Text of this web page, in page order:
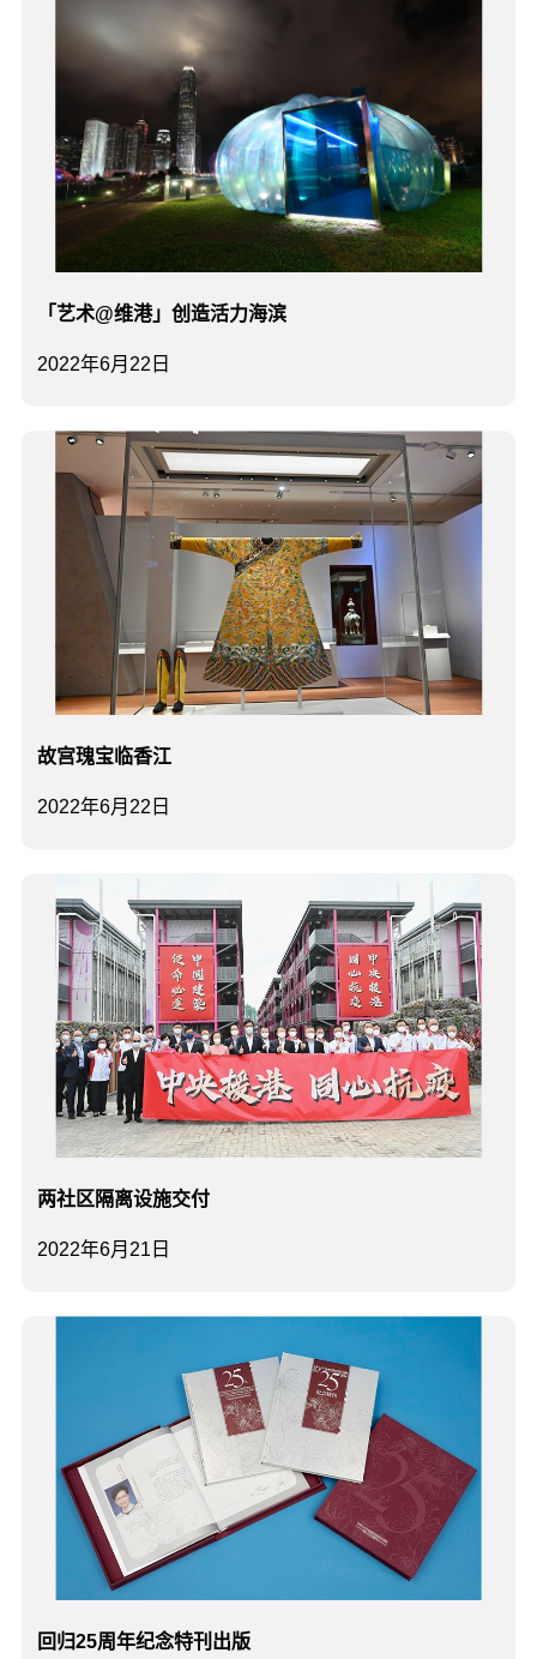
2022年6月22日
「艺术@维港」创造活力海滨
2022年6月22日
故宫瑰宝临香江
2022年6月21日
两社区隔离设施交付
回归25周年纪念特刊出版